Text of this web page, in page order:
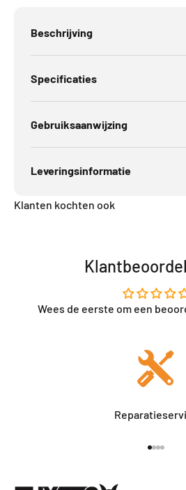
Beschrijving
Specificaties
Gebruiksaanwijzing
Leveringsinformatie
Klanten kochten ook
Wees de eerste om een